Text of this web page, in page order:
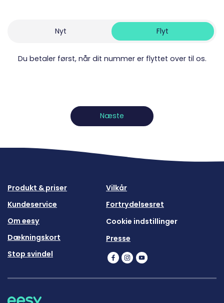
Nyt Flyt
Du betaler først, når dit nummer er flyttet over til os.
Næste
Produkt & priser
Kundeservice
Om eesy
Dækningskort
Stop svindel
Vilkår
Fortrydelsesret
Cookie indstillinger
Presse
eesy